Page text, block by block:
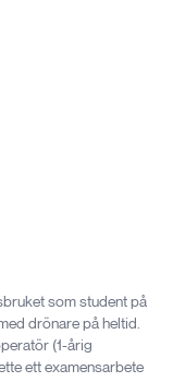
som student på
drönare på heltid.
(1-årig
ett examensarbete